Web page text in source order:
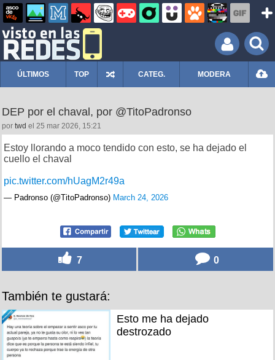
ÚLTIMOS TOP CATEG. MODERA
DEP por el chaval, por @TitoPadronso
por twd el 25 mar 2026, 15:21
Estoy llorando a moco tendido con esto, se ha dejado el
cuello el chaval
pic.twitter.com/hUagM2r49a
— Padronso (@TitoPadronso) March 24, 2026
7 0
También te gustará:
Esto me ha dejado
destrozado